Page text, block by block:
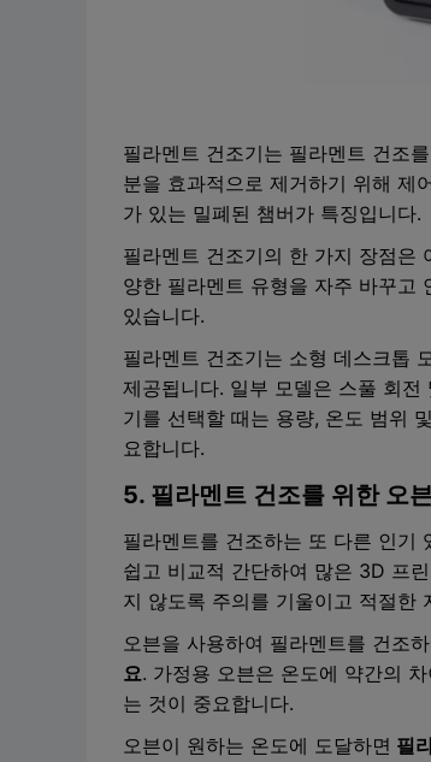
필라멘트 건조기는 필라멘트 건조
분을 효과적으로 제거하기 위해 제
가 있는 밀폐된 챔버가 특징입니다.
필라멘트 건조기의 한 가지 장점은
양한 필라멘트 유형을 자주 바꾸고
있습니다.
필라멘트 건조기는 소형 데스크톱
제공됩니다. 일부 모델은 스풀 회
기를 선택할 때는 용량, 온도 범위
요합니다.
5. 필라멘트 건조를 위한 오
필라멘트를 건조하는 또 다른 인기
쉽고 비교적 간단하여 많은 3D 프
지 않도록 주의를 기울이고 적절한
오븐을 사용하여 필라멘트를 건조
요. 가정용 오븐은 온도에 약간의
는 것이 중요합니다.
오븐이 원하는 온도에 도달하면 필